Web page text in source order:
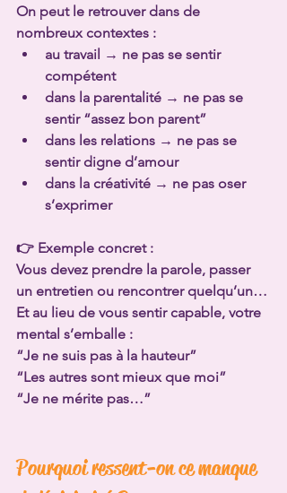
On peut le retrouver dans de
nombreux contextes :
au travail → ne pas se sentir
compétent
dans la parentalité → ne pas se
sentir “assez bon parent”
dans les relations → ne pas se
sentir digne d’amour
dans la créativité → ne pas oser
s’exprimer
👉 Exemple concret :
Vous devez prendre la parole, passer
un entretien ou rencontrer quelqu’un…
Et au lieu de vous sentir capable, votre
mental s’emballe :
“Je ne suis pas à la hauteur”
“Les autres sont mieux que moi”
“Je ne mérite pas…”
Pourquoi ressent-on ce manque